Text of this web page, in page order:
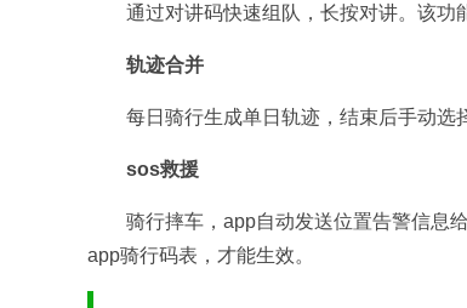
通过对讲码快速组队，长按对讲。该功
轨迹合并
每日骑行生成单日轨迹，结束后手动选
sos救援
骑行摔车，app自动发送位置告警信息
app骑行码表，才能生效。